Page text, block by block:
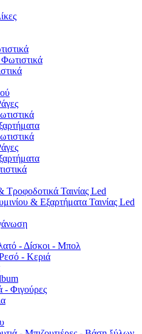
Τροφοδοτικά Ταινίας Led
& Εξαρτήματα Ταινίας Led
- Δíσκοι - Μπολ
- Κεριά
- Φιγούρες